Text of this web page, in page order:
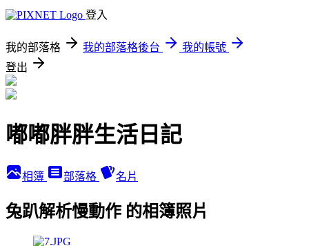
登入
我的部落格 我的部落格後台
我的帳號
登出
嘟嘟胖胖生活日記
相簿 部落格 名片
兔趴解析慢動作 的相簿照片